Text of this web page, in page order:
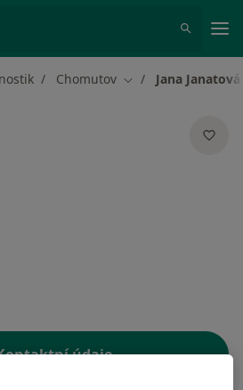
Chomutov Změna města
Jana Janatová
údaje